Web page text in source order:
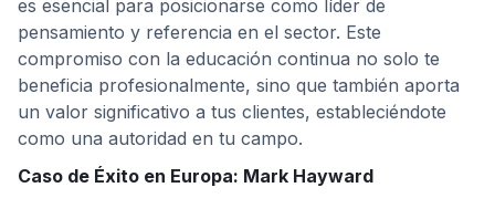
es esencial para posicionarse como líder de
pensamiento y referencia en el sector. Este
compromiso con la educación continua no solo te
beneficia profesionalmente, sino que también aporta
un valor significativo a tus clientes, estableciéndote
como una autoridad en tu campo.
Caso de Éxito en Europa: Mark Hayward